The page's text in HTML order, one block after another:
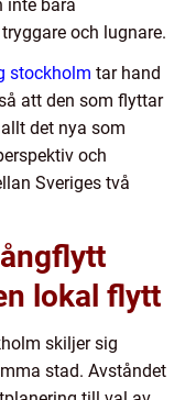
inte bara
och lugnare.
stockholm tar hand
att den som flyttar
det nya som
och
Sveriges två
lokal flytt
skiljer sig
stad. Avståndet